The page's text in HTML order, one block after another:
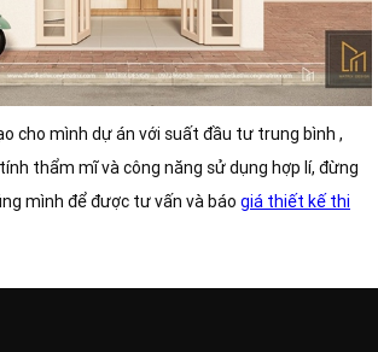
cho mình dự án với suất đầu tư trung bình ,
thẩm mĩ và công năng sử dụng hợp lí, đừng
mình để được tư vấn và báo giá thiết kế thi